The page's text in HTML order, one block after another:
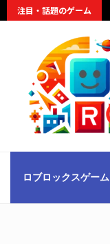
注目・話題のゲーム
ロブロックスゲーム